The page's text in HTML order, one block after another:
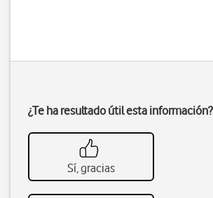
¿Te ha resultado útil esta información?
Sí, gracias